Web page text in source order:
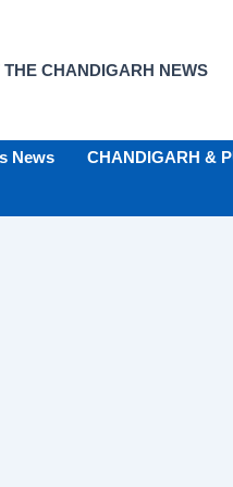
CHANDIGARH NEWS
News CHANDIGARH &